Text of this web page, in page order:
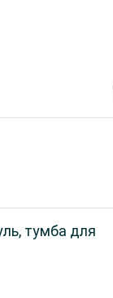
тумба для